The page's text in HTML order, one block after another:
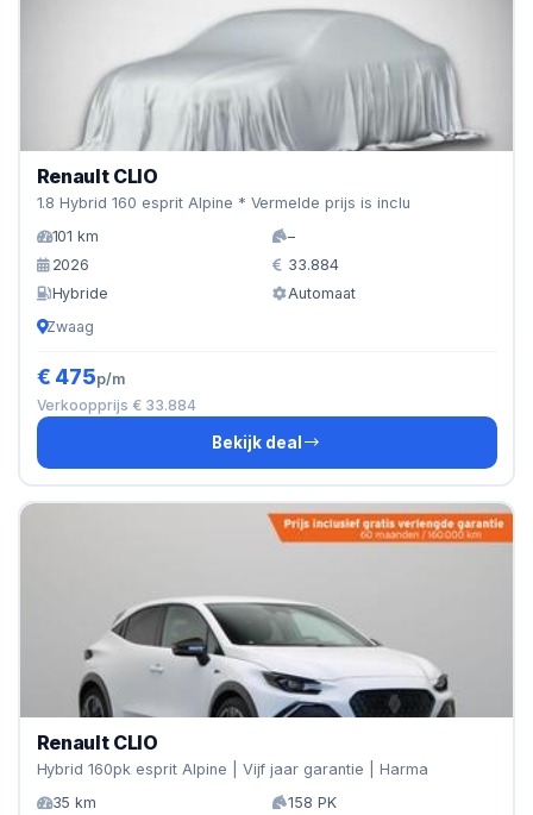
Renault CLIO
1.8 Hybrid 160 esprit Alpine * Vermelde prijs is inclu
101 km
–
2026
33.884
Hybride
Automaat
Zwaag
€ 475p/m
Verkoopprijs € 33.884
Bekijk deal
Renault CLIO
Hybrid 160pk esprit Alpine | Vijf jaar garantie | Harma
35 km
158 PK